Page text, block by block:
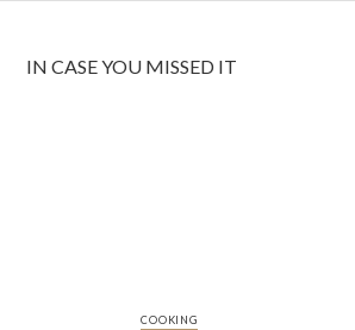
IN CASE YOU MISSED IT
COOKING